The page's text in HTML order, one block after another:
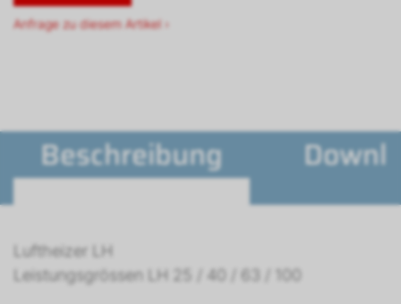
Anfrage zu diesem Artikel ›
Beschreibung
Luftheizer LH
Leistungsgrössen LH 25 / 40 / 63 / 100